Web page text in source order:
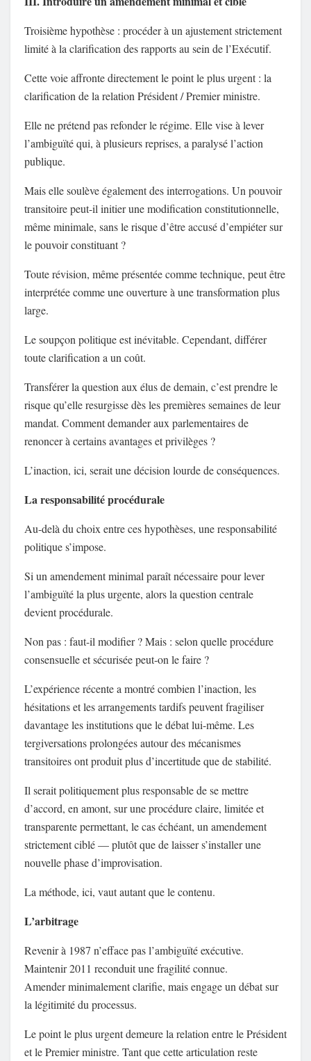
Troisième hypothèse : procéder à un ajustement strictement
limité à la clarification des rapports au sein de l’Exécutif.
Cette voie affronte directement le point le plus urgent : la
clarification de la relation Président / Premier ministre.
Elle ne prétend pas refonder le régime. Elle vise à lever
l’ambiguïté qui, à plusieurs reprises, a paralysé l’action
publique.
Mais elle soulève également des interrogations. Un pouvoir
transitoire peut-il initier une modification constitutionnelle,
même minimale, sans le risque d’être accusé d’empiéter sur
le pouvoir constituant ?
Toute révision, même présentée comme technique, peut être
interprétée comme une ouverture à une transformation plus
large.
Le soupçon politique est inévitable. Cependant, différer
toute clarification a un coût.
Transférer la question aux élus de demain, c’est prendre le
risque qu’elle resurgisse dès les premières semaines de leur
mandat. Comment demander aux parlementaires de
renoncer à certains avantages et privilèges ?
L’inaction, ici, serait une décision lourde de conséquences.
La responsabilité procédurale
Au-delà du choix entre ces hypothèses, une responsabilité
politique s’impose.
Si un amendement minimal paraît nécessaire pour lever
l’ambiguïté la plus urgente, alors la question centrale
devient procédurale.
Non pas : faut-il modifier ? Mais : selon quelle procédure
consensuelle et sécurisée peut-on le faire ?
L’expérience récente a montré combien l’inaction, les
hésitations et les arrangements tardifs peuvent fragiliser
davantage les institutions que le débat lui-même. Les
tergiversations prolongées autour des mécanismes
transitoires ont produit plus d’incertitude que de stabilité.
Il serait politiquement plus responsable de se mettre
d’accord, en amont, sur une procédure claire, limitée et
transparente permettant, le cas échéant, un amendement
strictement ciblé — plutôt que de laisser s’installer une
nouvelle phase d’improvisation.
La méthode, ici, vaut autant que le contenu.
L’arbitrage
Revenir à 1987 n’efface pas l’ambiguïté exécutive.
Maintenir 2011 reconduit une fragilité connue.
Amender minimalement clarifie, mais engage un débat sur
la légitimité du processus.
Le point le plus urgent demeure la relation entre le Président
et le Premier ministre. Tant que cette articulation reste